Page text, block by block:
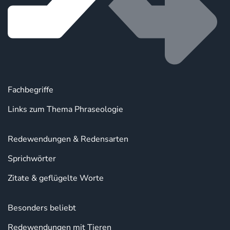
Fachbegriffe
Links zum Thema Phraseologie
Redewendungen & Redensarten
Sprichwörter
Zitate & geflügelte Worte
Besonders beliebt
Redewendungen mit Tieren